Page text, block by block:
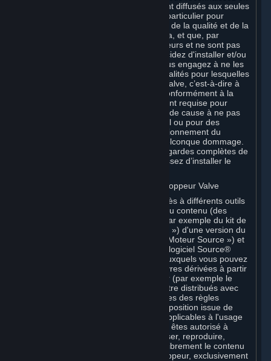
particulier que les Logiciels bêta sont diffusés aux seules
fins de test et d'amélioration, et en particulier pour
fournir à Valve vos retours à propos de la qualité et de la
facilité d'utilisation des Logiciels bêta, et que, par
conséquent, ils contiennent des erreurs et ne sont pas
des versions définitives. Si vous décidez d'installer et/ou
d'utiliser les Logiciels bêta, vous vous engagez à ne les
utiliser qu’en conformité avec les finalités pour lesquelles
ils sont mis à votre disposition par Valve, c’est-à-dire à
des fins d’essai et d’amélioration, conformément à la
configuration système spécifiquement requise pour
chaque Logiciel bêta et en tout état de cause à ne pas
les utiliser sur un système sur lequel ou pour des
finalités pour lesquelles un dysfonctionnement du
Logiciel bêta pourrait causer un quelconque dommage.
En particulier, conservez des sauvegardes complètes de
tout système sur lequel vous choisissez d’installer le
C. Licence d'utilisation des Outils développeur Valve
Vos Souscriptions peuvent inclure l'accès à différents outils
Valve pouvant être utilisés pour créer du contenu (des
« Outils développeur »). Il peut s'agir par exemple du kit de
développement logiciel Valve (le « SDK ») d'une version du
moteur de jeu appelé « Source » (le « Moteur Source ») et
de l'éditeur associé Valve Hammer, du logiciel Source®
Filmmaker ou d'outils in-game grâce auxquels vous pouvez
modifier un jeu Valve ou créer des œuvres dérivées à partir
de celui-ci. Certains Outils développeur (par exemple le
logiciel Source® Filmmaker) peuvent être distribués avec
des Conditions de Souscription distinctes des règles
établies à la présente Section. Sauf disposition issue de
Conditions de Souscription distinctes applicables à l'usage
d'un Outil développeur particulier, vous êtes autorisé à
utiliser les Outils développeur, et à utiliser, reproduire,
publier, exécuter, afficher et distribuer librement le contenu
que vous créez à l'aide d'Outils développeur, exclusivement